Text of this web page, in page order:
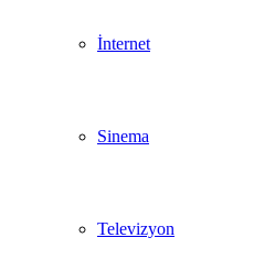
İnternet
Sinema
Televizyon